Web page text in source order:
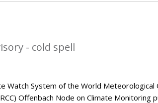
- cold spell
Watch System of the World Meteorological
Offenbach Node on Climate Monitoring